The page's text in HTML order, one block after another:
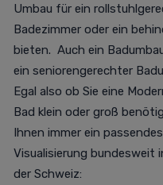
Umbau für ein
Badezimmer oder ein
bieten. Auch ein
ein seniorengerechter
Egal also ob Sie eine
Bad klein oder groß
Ihnen immer ein
Visualisierung bundesweit
der Schweiz: